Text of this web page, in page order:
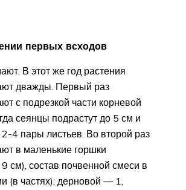
первых всходов
В этот же год растения
дважды. Первый раз
с подрезкой части корневой
сеянцы подрастут до 5 см и
2-4 пары листьев. Во второй раз
в маленькие горшки
см), состав почвенной смеси в
(в частях): дерновой — 1,